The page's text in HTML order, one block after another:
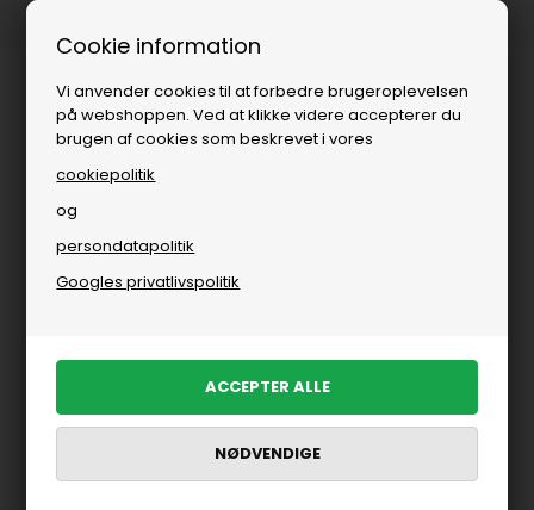
Cookie information
Vi anvender cookies til at forbedre brugeroplevelsen
på webshoppen. Ved at klikke videre accepterer du
brugen af cookies som beskrevet i vores
cookiepolitik
og
persondatapolitik
Googles privatlivspolitik